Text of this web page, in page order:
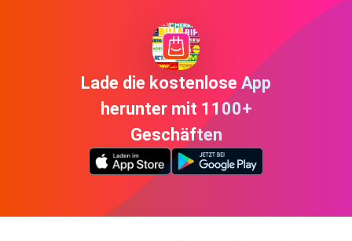
Lade die kostenlose App
herunter mit 1100+
Geschäften